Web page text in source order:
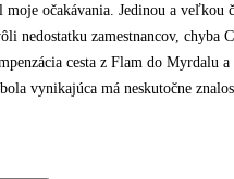
očakávania. Jedinou a veľkou
nedostatku zamestnancov, chyba
cesta z Flam do Myrdalu a
vynikajúca má neskutočne